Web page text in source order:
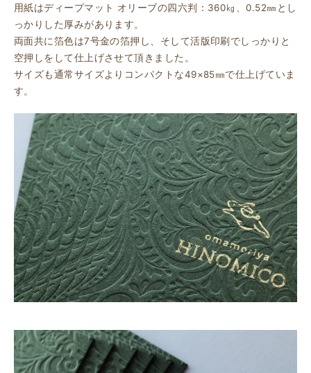
用紙はディープマット オリーブの四六判：360㎏、0.52㎜とし
っかりした厚みがあります。
両面共に箔色は7号金の箔押し、そして活版印刷でしっかりと
空押しをして仕上げさせて頂きました。
サイズも通常サイズよりコンパクトな49×85㎜で仕上げていま
す。